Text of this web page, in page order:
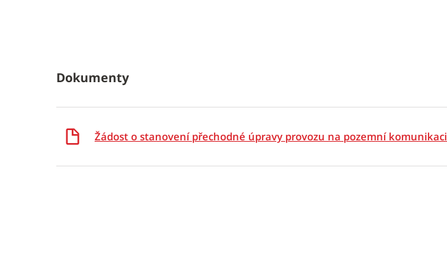
Dokumenty
Žádost o stanovení přechodné úpravy provozu na pozemní komunikaci